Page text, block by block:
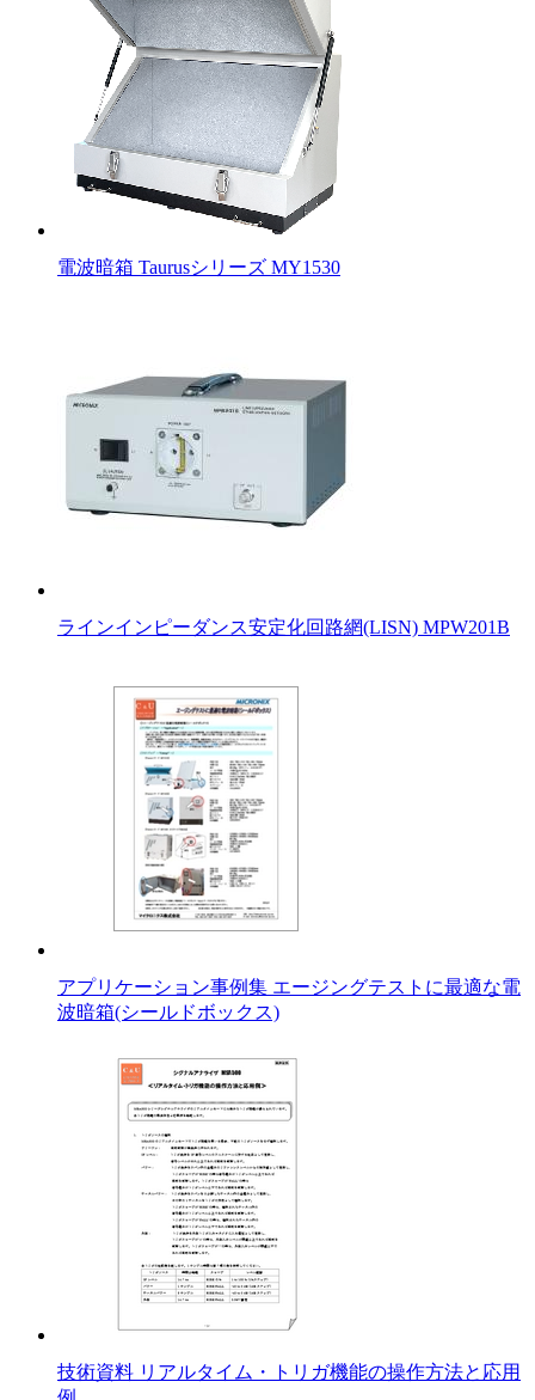
電波暗箱 Taurusシリーズ MY1530
ラインインピーダンス安定化回路網(LISN) MPW201B
アプリケーション事例集 エージングテストに最適な電
波暗箱(シールドボックス)
技術資料 リアルタイム・トリガ機能の操作方法と応用